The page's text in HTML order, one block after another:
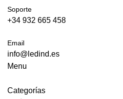
Soporte
+34 932 665 458‬
Email
info@ledind.es
Menu
Categorías